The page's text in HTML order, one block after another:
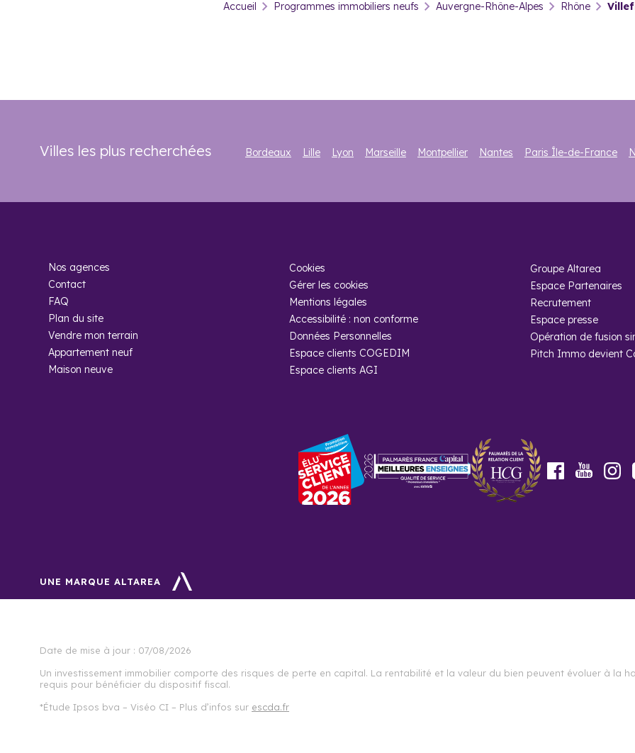
Accueil Programmes immobiliers neufs Auvergne-Rhône-Alpes Rhône
Villes les plus recherchées Bordeaux Lille Lyon Marseille Montpellier Nantes Paris Île-de-France
Nos agences
Contact
FAQ
Plan du site
Vendre mon terrain
Appartement neuf
Maison neuve
Cookies
Gérer les cookies
Mentions légales
Accessibilité : non conforme
Données Personnelles
Espace clients COGEDIM
Espace clients AGI
Groupe Altarea
Espace Partenaires
Recrutement
Espace presse
Opération de fusion
Pitch Immo devient
Facebook
Youtube
UNE MARQUE ALTAREA
Date de mise à jour : 07/08/2026
Un investissement immobilier comporte des risques de perte en capital. La rentabilité et la valeur du bien peuvent évoluer à la
requis pour bénéficier du dispositif fiscal.
*Étude Ipsos bva – Viséo CI – Plus d’infos sur escda.fr